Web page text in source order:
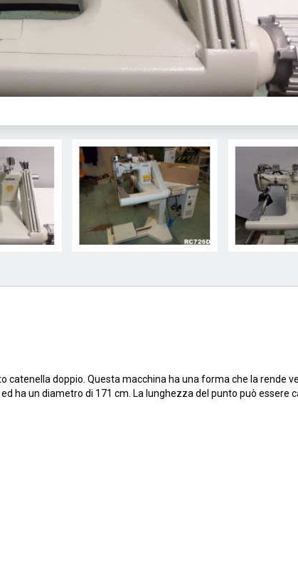
catenella doppio. Questa macchina ha una forma che la rende
ha un diametro di 171 cm. La lunghezza del punto può